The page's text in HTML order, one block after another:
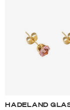
HADELAND